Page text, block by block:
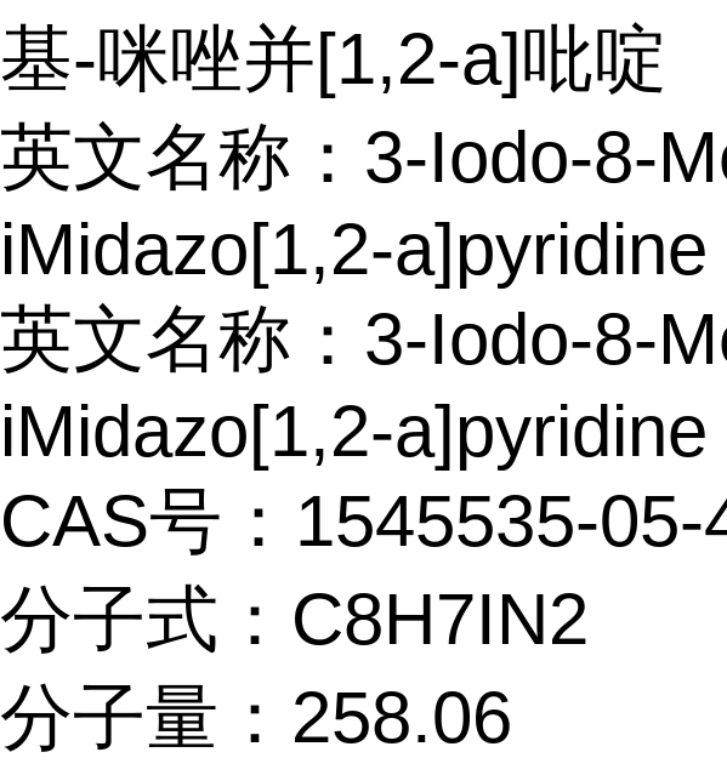
基-咪唑并[1,2-a]吡啶
英文名称：3-Iodo-8-
iMidazo[1,2-a]pyridine
英文名称：3-Iodo-8-
iMidazo[1,2-a]pyridine
CAS号：1545535-05-
分子式：C8H7IN2
分子量：258.06